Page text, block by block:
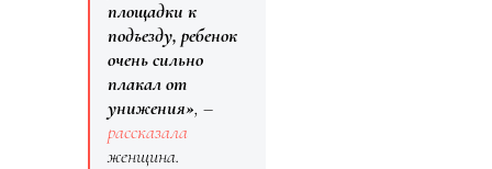
площадки к
подъезду, ребенок
очень сильно
плакал от
унижения», –
рассказала
женщина.